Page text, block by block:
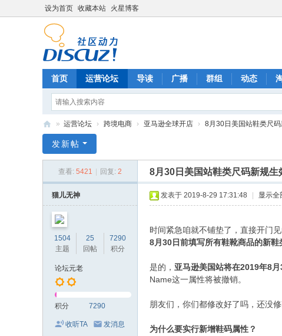
设为首页 收藏本站 火星博客
首页 运营论坛 导读 广播 群组 动态
商
» 运营论坛 › 跨境电商 › 亚马逊全球开店 › 8月30日美国站鞋类尺
发新帖
查看: 5421 回复: 2 8月30日美国站鞋类尺码新规生
猫儿无神
1504
主题
25
回帖
7290
积分
论坛元老
积分 7290
收听TA 发消息
发表于 2019-8-29 17:31:48 显示全
时间紧急咱就不铺垫了，直接开门
8月30日前填写所有鞋靴商品的新鞋
是的， 亚马逊美国站将在2019年8
Name这一属性将被撤销。
朋友们，你们都修改好了吗，还没
为什么要实行新增鞋码属性？